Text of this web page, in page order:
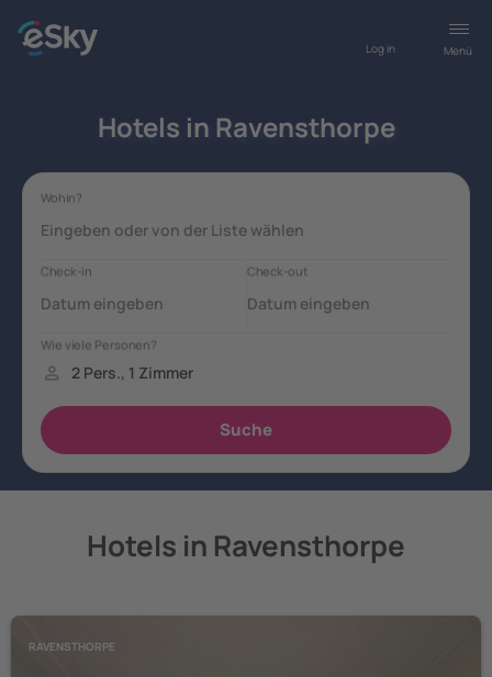
Menü
Log in
Hotels in Ravensthorpe
Hotels in Ravensthorpe
RAVENSTHORPE